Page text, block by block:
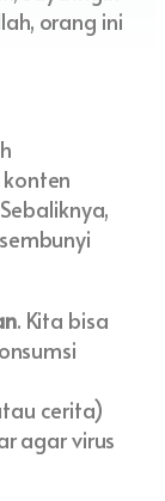
orang ini
. Kita bisa
cerita)
agar virus